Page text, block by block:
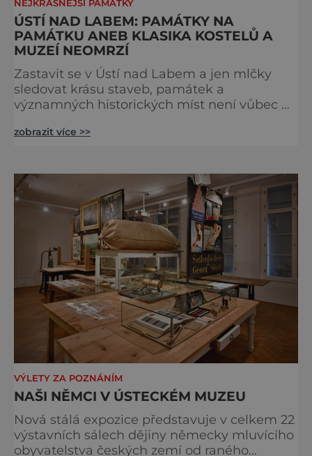
NEJKRÁSNĚJŠÍ PAMÁTKY
ÚSTÍ NAD LABEM: PAMÁTKY NA
PAMÁTKU ANEB KLASIKA KOSTELŮ A
MUZEÍ NEOMRZÍ
Zastavit se v Ústí nad Labem a jen mlčky
sledovat krásu staveb, památek a
významných historických míst není vůbec na
nejsou jediná místa, kde se vyplatí na chvíli
Březno. Skanzen v Zubrnicích Nav
zobrazit více >>
VÝLETY ZA POZNÁNÍM
NAŠI NĚMCI V ÚSTECKÉM MUZEU
Nová stálá expozice představuje v celkem 22
výstavních sálech dějiny německy mluvícího
obyvatelstva českých zemí od raného